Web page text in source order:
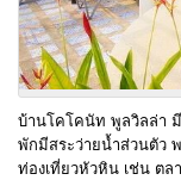
บ้านโคโคนัท พูลวิลล่า
พักมีสระว่ายน้ำส่วนตัว
ท่องเที่ยวหัวหิน เช่น ตล